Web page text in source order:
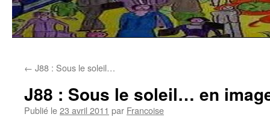
← J88 : Sous le soleil…
J88 : Sous le soleil… en
Publié le23 avril 2011 par Francoise